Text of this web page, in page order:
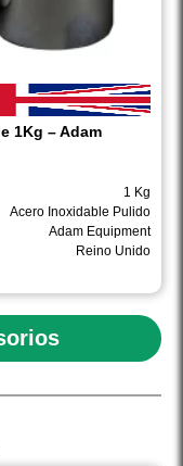
1Kg – Adam
1 Kg
Acero Inoxidable Pulido
Adam Equipment
Reino Unido